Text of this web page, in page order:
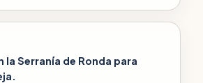
la Serranía de Ronda para